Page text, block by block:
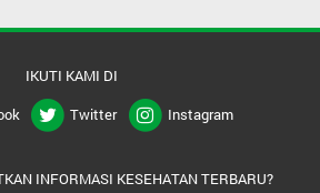
IKUTI KAMI DI
Twitter Instagram
INFORMASI KESEHATAN TERBARU?